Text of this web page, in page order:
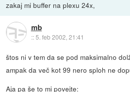
zakaj mi buffer na plexu 24x,
mb
::5. feb 2002, 21:41
štos ni v tem da se pod maksimalno
ampak da več kot 99 nero sploh ne
Aja pa še to mi povejte: